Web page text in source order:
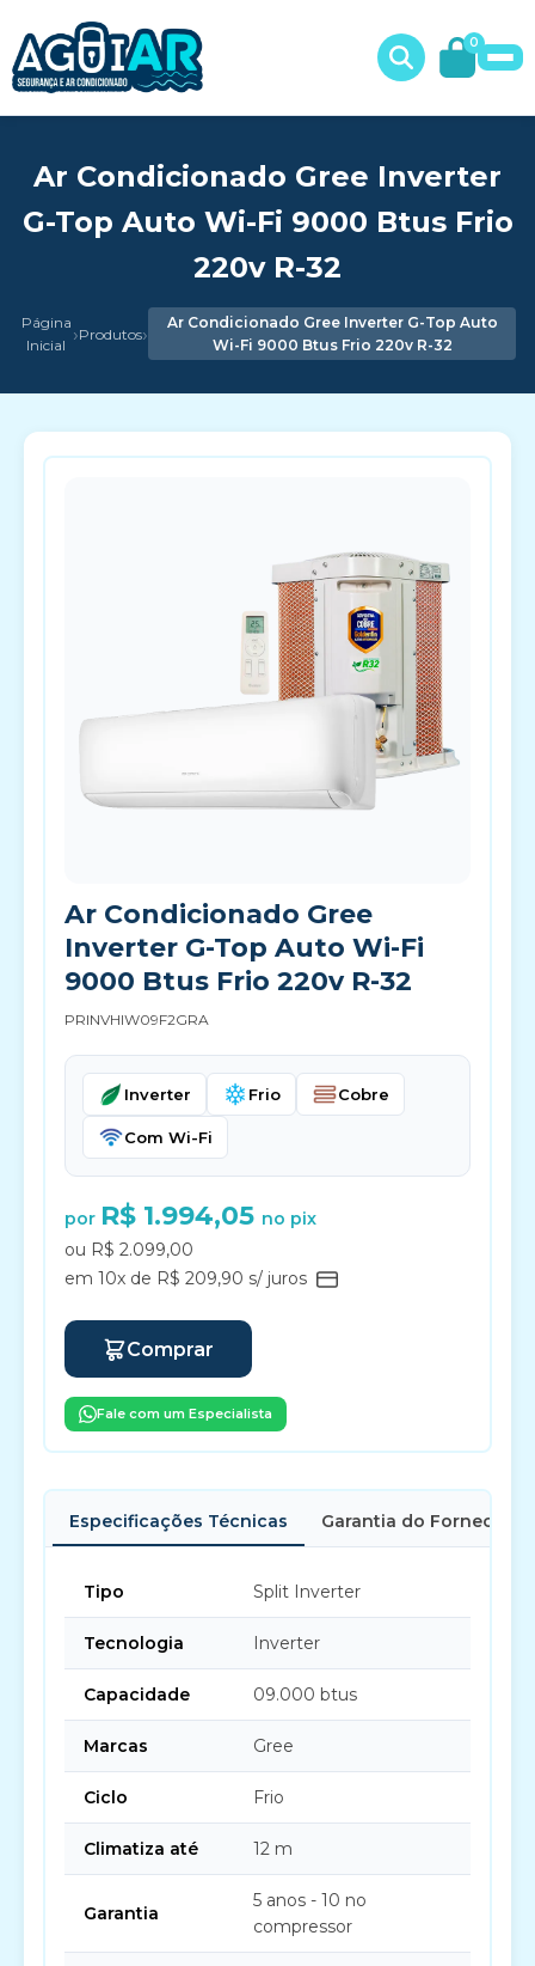
0
Ar Condicionado Gree Inverter
G-Top Auto Wi-Fi 9000 Btus Frio
220v R-32
Página
Inicial ›Produtos›
Ar Condicionado Gree Inverter G-Top Auto
Wi-Fi 9000 Btus Frio 220v R-32
Ar Condicionado Gree
Inverter G-Top Auto Wi-Fi
9000 Btus Frio 220v R-32
PRINVHIW09F2GRA
Inverter Frio Cobre
Com Wi-Fi
por R$ 1.994,05 no pix
ou R$ 2.099,00
em 10x de R$ 209,90 s/ juros
Comprar
Fale com um Especialista
Especificações Técnicas Garantia do Fornecedor
Tipo Split Inverter
Tecnologia Inverter
Capacidade 09.000 btus
Marcas Gree
Ciclo Frio
Climatiza até 12 m
Garantia
5 anos - 10 no
compressor